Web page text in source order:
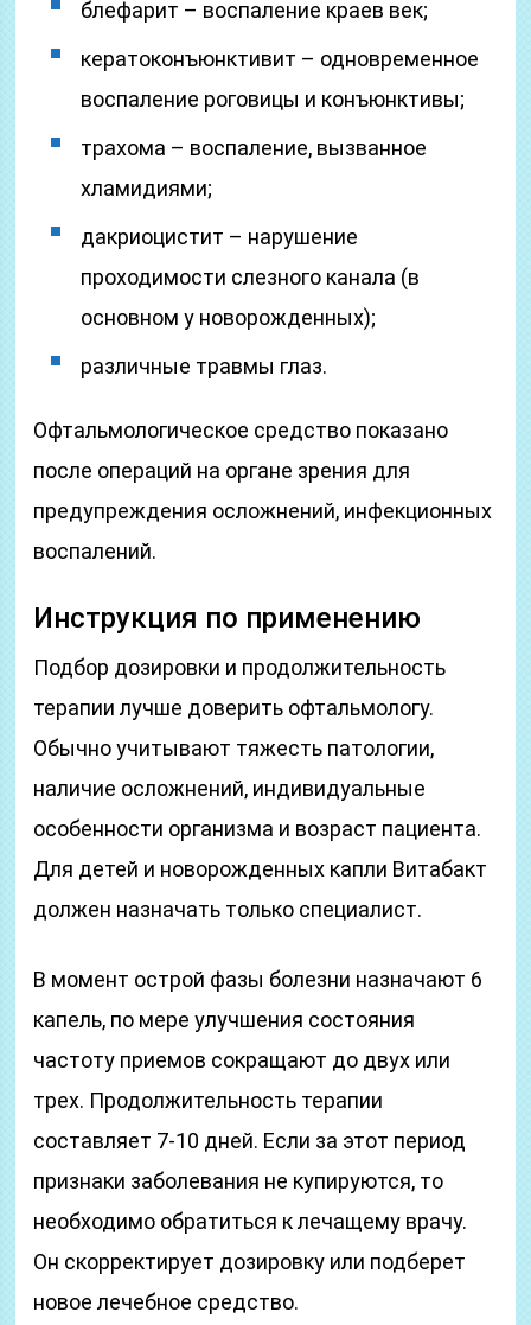
блефарит – воспаление краев век;
кератоконъюнктивит – одновременное
воспаление роговицы и конъюнктивы;
трахома – воспаление, вызванное
хламидиями;
дакриоцистит – нарушение
проходимости слезного канала (в
основном у новорожденных);
различные травмы глаз.
Офтальмологическое средство показано
после операций на органе зрения для
предупреждения осложнений, инфекционных
воспалений.
Инструкция по применению
Подбор дозировки и продолжительность
терапии лучше доверить офтальмологу.
Обычно учитывают тяжесть патологии,
наличие осложнений, индивидуальные
особенности организма и возраст пациента.
Для детей и новорожденных капли Витабакт
должен назначать только специалист.
В момент острой фазы болезни назначают 6
капель, по мере улучшения состояния
частоту приемов сокращают до двух или
трех. Продолжительность терапии
составляет 7-10 дней. Если за этот период
признаки заболевания не купируются, то
необходимо обратиться к лечащему врачу.
Он скорректирует дозировку или подберет
новое лечебное средство.